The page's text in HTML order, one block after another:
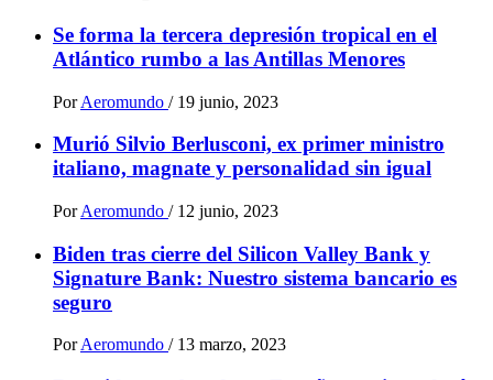
Se forma la tercera depresión tropical en el
Atlántico rumbo a las Antillas Menores
Por Aeromundo / 19 junio, 2023
Murió Silvio Berlusconi, ex primer ministro
italiano, magnate y personalidad sin igual
Por Aeromundo / 12 junio, 2023
Biden tras cierre del Silicon Valley Bank y
Signature Bank: Nuestro sistema bancario es
seguro
PorAeromundo / 13 marzo, 2023